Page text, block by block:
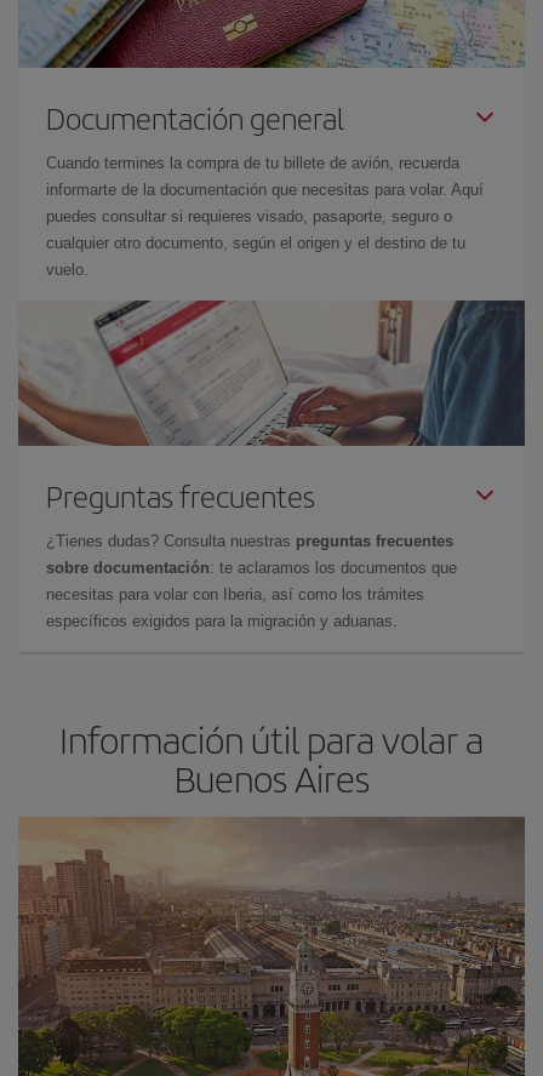
Documentación general
Cuando termines la compra de tu billete de avión, recuerda
informarte de la documentación que necesitas para volar. Aquí
puedes consultar si requieres visado, pasaporte, seguro o
cualquier otro documento, según el origen y el destino de tu
vuelo.
Preguntas frecuentes
¿Tienes dudas? Consulta nuestras preguntas frecuentes
sobre documentación: te aclaramos los documentos que
necesitas para volar con Iberia, así como los trámites
específicos exigidos para la migración y aduanas.
Información útil para volar a
Buenos Aires